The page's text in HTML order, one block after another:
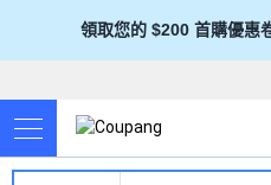
領取您的 $200 首購優惠